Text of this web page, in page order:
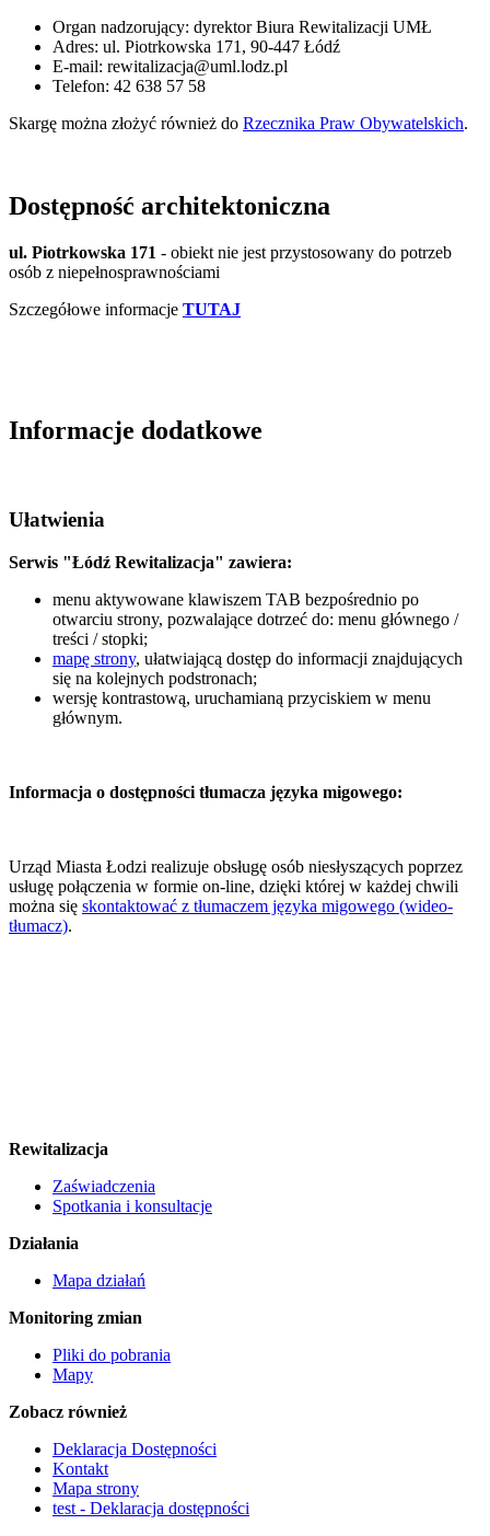
Organ nadzorujący: dyrektor Biura Rewitalizacji UMŁ
Adres: ul. Piotrkowska 171, 90-447 Łódź
E-mail: rewitalizacja@uml.lodz.pl
Telefon: 42 638 57 58
Skargę można złożyć również do Rzecznika Praw Obywatelskich.
Dostępność architektoniczna
ul. Piotrkowska 171 - obiekt nie jest przystosowany do potrzeb
osób z niepełnosprawnościami
Szczegółowe informacje TUTAJ
Informacje dodatkowe
Ułatwienia
Serwis "Łódź Rewitalizacja" zawiera:
menu aktywowane klawiszem TAB bezpośrednio po
otwarciu strony, pozwalające dotrzeć do: menu głównego /
treści / stopki;
mapę strony, ułatwiającą dostęp do informacji znajdujących
się na kolejnych podstronach;
wersję kontrastową, uruchamianą przyciskiem w menu
głównym.
Informacja o dostępności tłumacza języka migowego:
Urząd Miasta Łodzi realizuje obsługę osób niesłyszących poprzez
usługę połączenia w formie on-line, dzięki której w każdej chwili
można się skontaktować z tłumaczem języka migowego (wideo-
tłumacz).
Rewitalizacja
Zaświadczenia
Spotkania i konsultacje
Działania
Mapa działań
Monitoring zmian
Pliki do pobrania
Mapy
Zobacz również
Deklaracja Dostępności
Kontakt
Mapa strony
test - Deklaracja dostępności